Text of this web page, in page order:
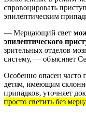
спровоцировать
эпилептическим
— Мерцающий свет
эпилептического
зрительных отделов
систему, — объясняет
Особенно опасен
детям, имеющим
припадков, уточняет
просто светить без